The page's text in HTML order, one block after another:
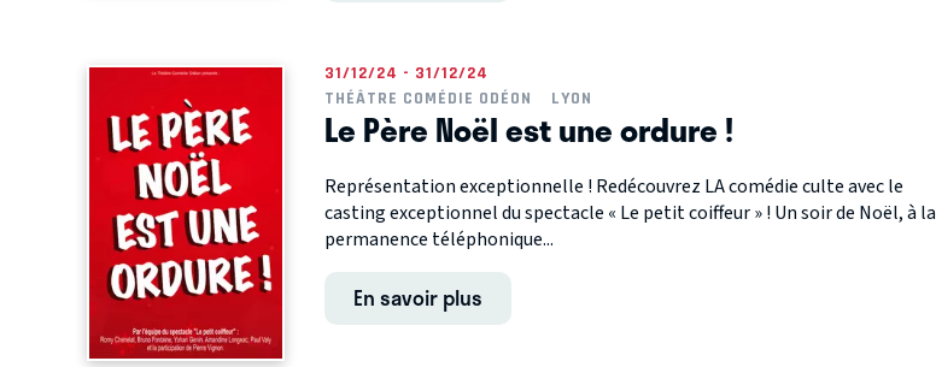
31/12/24 - 31/12/24
THÉÂTRE COMÉDIE ODÉON
LYON
Le Père Noël est une ordure !
Représentation exceptionnelle ! Redécouvrez LA comédie culte avec le
casting exceptionnel du spectacle « Le petit coiffeur » ! Un soir de Noël, à la
permanence téléphonique...
En savoir plus